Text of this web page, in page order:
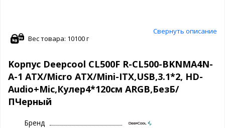
Свернуть описание
Вес товара: 10100 г
Kорпус Deepcool CL500F R-CL500-BKNMA4N-
A-1 ATX/Micro ATX/Mini-ITX,USB,3.1*2, HD-
Audio+Mic,Кулер4*120см ARGB,БезБ/
ПЧерный
Бренд